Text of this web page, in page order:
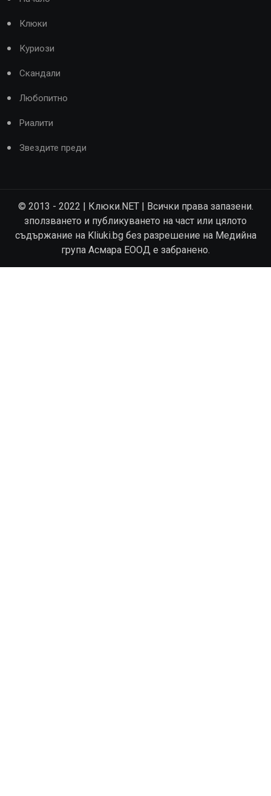
Клюки
Куриози
Скандали
Любопитно
Риалити
Звездите преди
© 2013 - 2022 | Клюки.NET | Всички права запазени.
зползването и публикуването на част или цялото
съдържание на Kliuki.bg без разрешение на Медийна
група Асмара ЕООД е забранено.